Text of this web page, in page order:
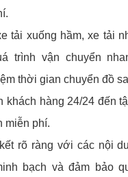
tải xuống hầm, xe tải
trình vận chuyển
thời gian chuyển đồ
khách hàng 24/24 đến
miễn phí.
rõ ràng với các nội
bạch và đảm bảo